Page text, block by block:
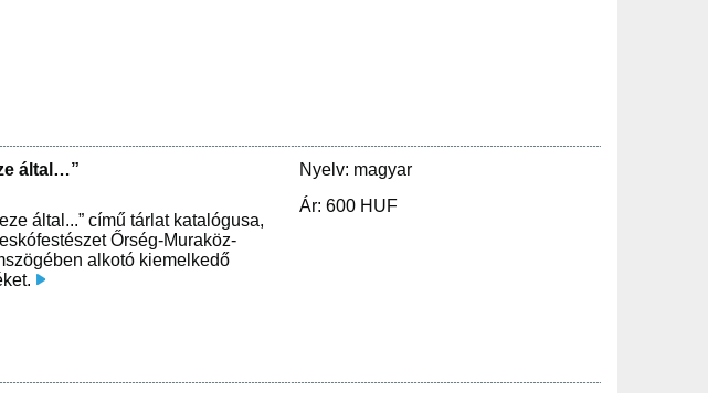
által…”
által...” című tárlat katalógusa,
Őrség-Muraköz-
alkotó kiemelkedő
Nyelv: magyar
Ár: 600 HUF